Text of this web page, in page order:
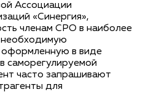
Ассоциации
«Синергия»,
членам СРО в наиболее
необходимую
в виде
саморегулируемой
часто запрашивают
для